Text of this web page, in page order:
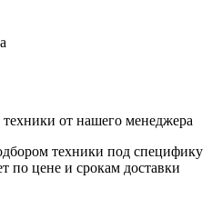
техники от нашего менеджера
техники под специфику
по цене и срокам доставки